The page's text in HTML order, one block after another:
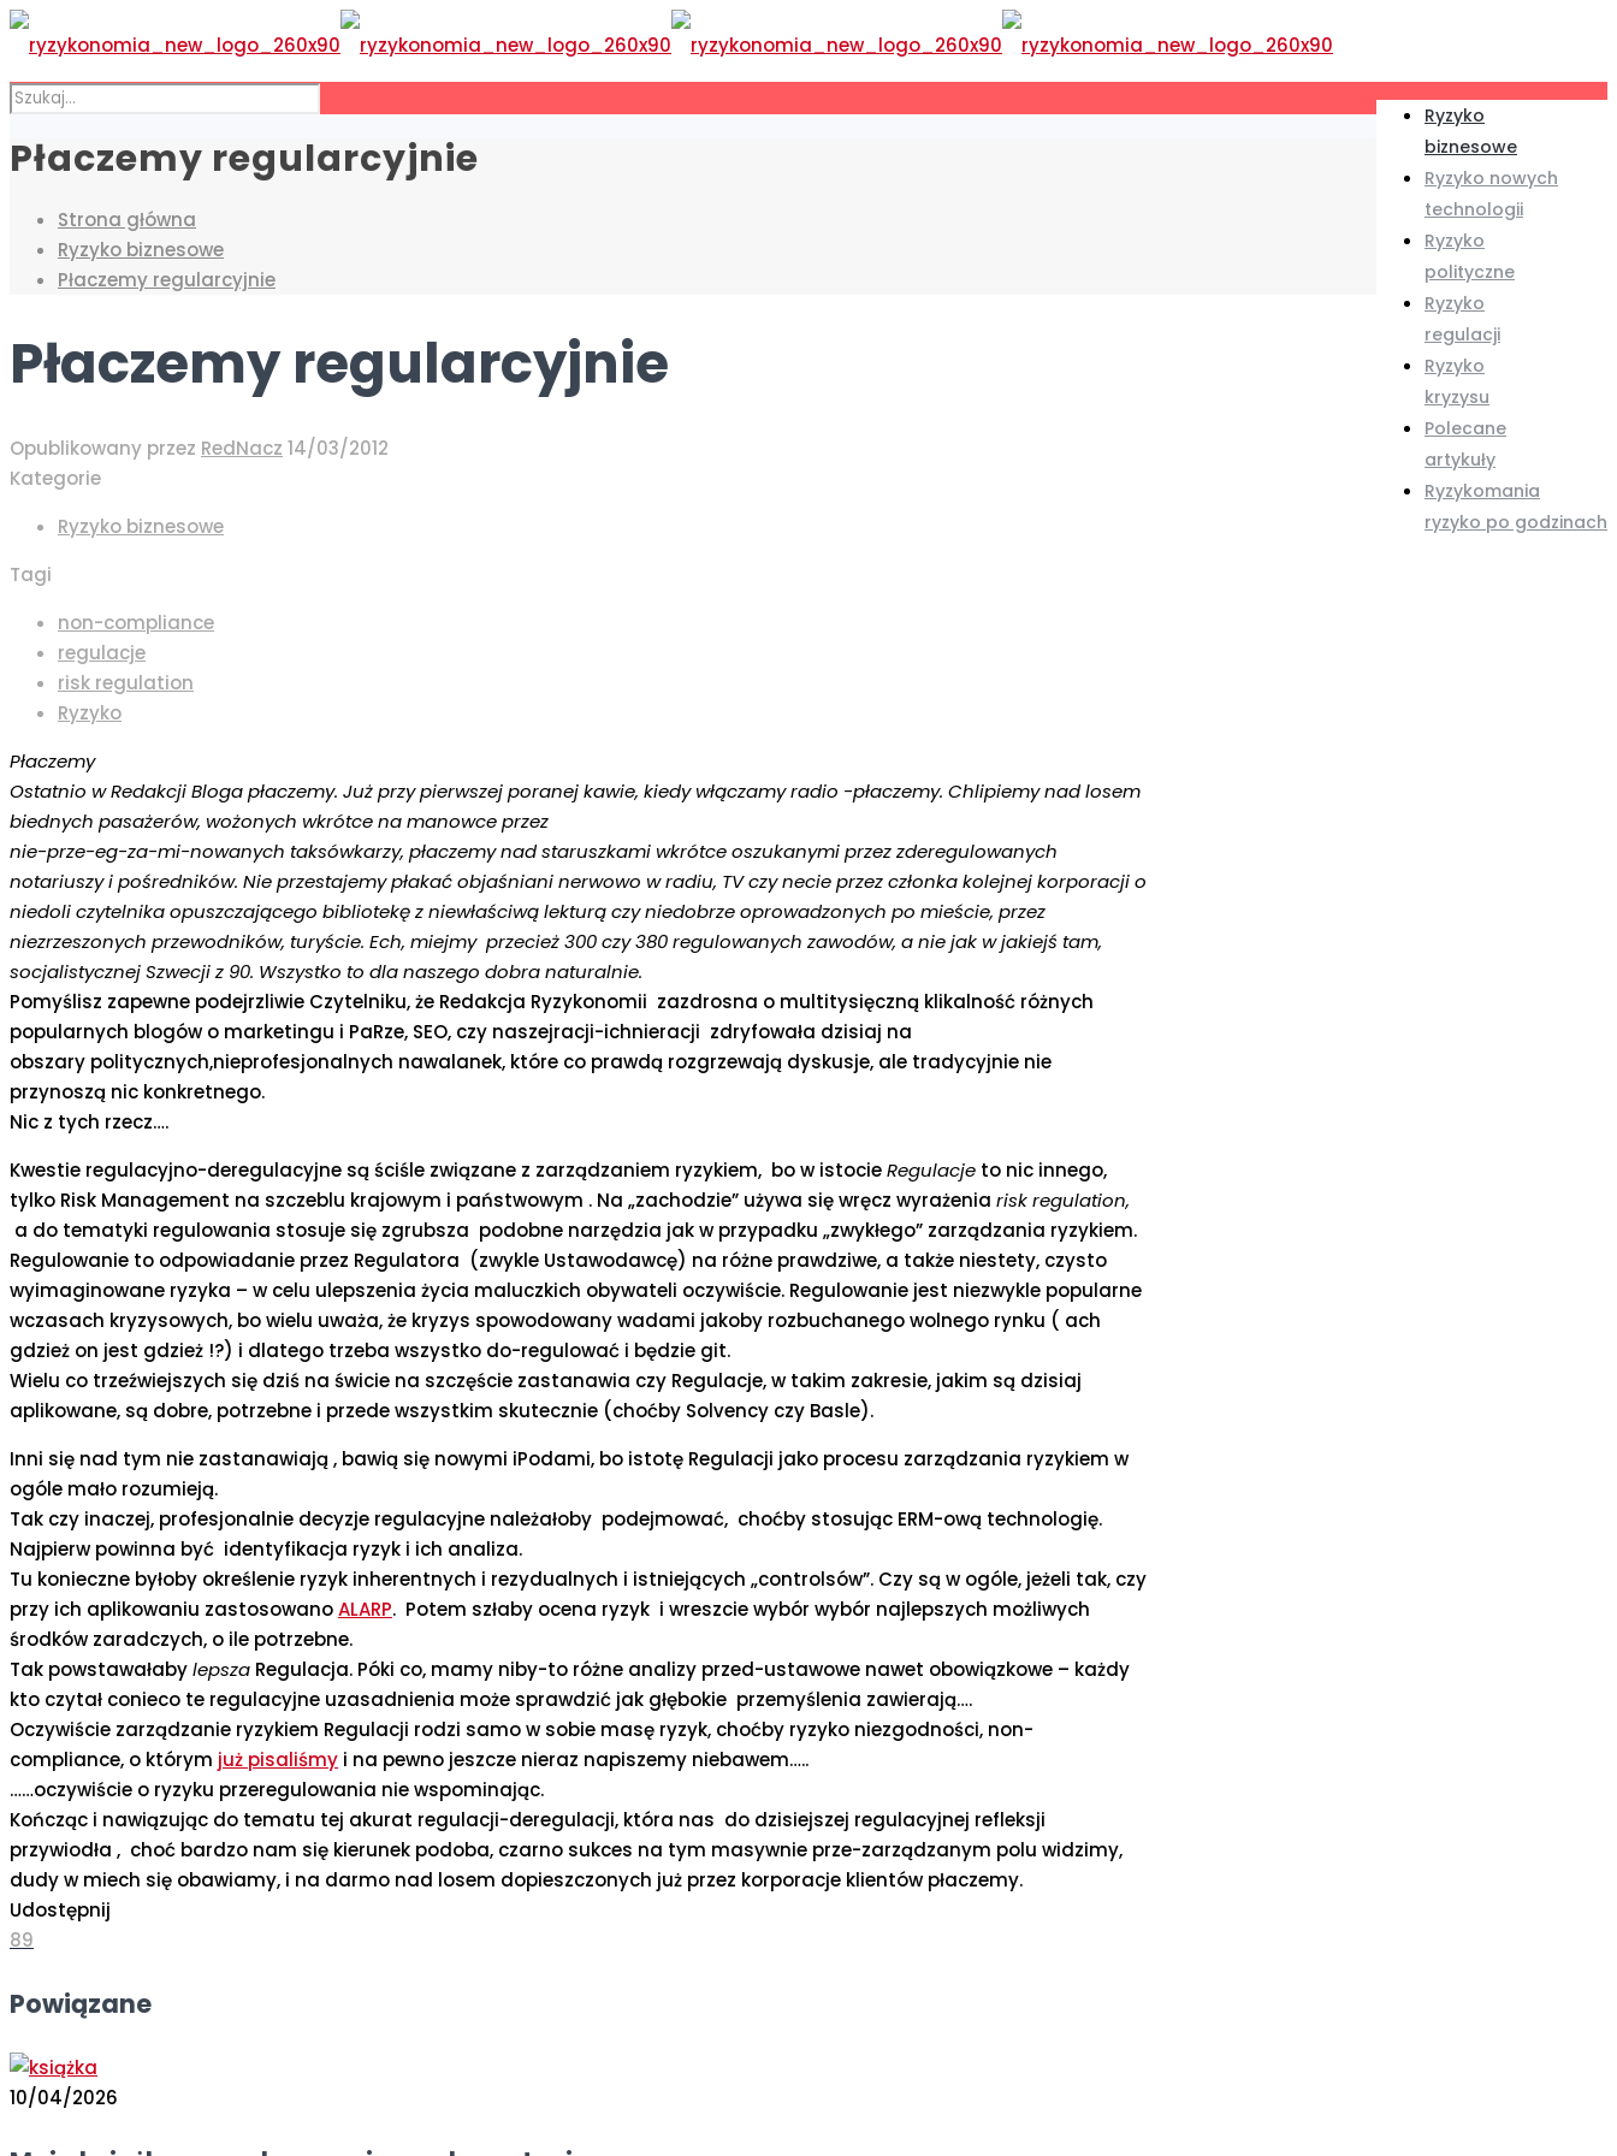
Ryzyko
biznesowe
Ryzyko nowych
technologii
Ryzyko
polityczne
Ryzyko
regulacji
Ryzyko
kryzysu
Polecane
artykuły
Ryzykomania
ryzyko po godzinach
Płaczemy regularcyjnie
Strona główna
Ryzyko biznesowe
Płaczemy regularcyjnie
Płaczemy regularcyjnie
Opublikowany przez RedNacz 14/03/2012
Kategorie
Ryzyko biznesowe
Tagi
non-compliance
regulacje
risk regulation
Ryzyko
Płaczemy
Ostatnio w Redakcji Bloga płaczemy. Już przy pierwszej poranej kawie, kiedy włączamy radio -płaczemy. Chlipiemy nad losem
biednych pasażerów, wożonych wkrótce na manowce przez
nie-prze-eg-za-mi-nowanych taksówkarzy, płaczemy nad staruszkami wkrótce oszukanymi przez zderegulowanych
notariuszy i pośredników. Nie przestajemy płakać objaśniani nerwowo w radiu, TV czy necie przez członka kolejnej korporacji o
niedoli czytelnika opuszczającego bibliotekę z niewłaściwą lekturą czy niedobrze oprowadzonych po mieście, przez
niezrzeszonych przewodników, turyście. Ech, miejmy przecież 300 czy 380 regulowanych zawodów, a nie jak w jakiejś tam,
socjalistycznej Szwecji z 90. Wszystko to dla naszego dobra naturalnie.
Pomyślisz zapewne podejrzliwie Czytelniku, że Redakcja Ryzykonomii zazdrosna o multitysięczną klikalność różnych
popularnych blogów o marketingu i PaRze, SEO, czy naszejracji-ichnieracji zdryfowała dzisiaj na
obszary politycznych,nieprofesjonalnych nawalanek, które co prawdą rozgrzewają dyskusje, ale tradycyjnie nie
przynoszą nic konkretnego.
Nic z tych rzecz….
Kwestie regulacyjno-deregulacyjne są ściśle związane z zarządzaniem ryzykiem, bo w istocieRegulacje to nic innego,
tylko Risk Management na szczeblu krajowym i państwowym . Na „zachodzie” używa się wręcz wyrażenia risk regulation,
a do tematyki regulowania stosuje się zgrubsza podobne narzędzia jak w przypadku „zwykłego” zarządzania ryzykiem.
Regulowanie to odpowiadanie przez Regulatora (zwykle Ustawodawcę) na różne prawdziwe, a także niestety, czysto
wyimaginowane ryzyka – w celu ulepszenia życia maluczkich obywateli oczywiście. Regulowanie jest niezwykle popularne
wczasach kryzysowych, bo wielu uważa, że kryzys spowodowany wadami jakoby rozbuchanego wolnego rynku ( ach
gdzież on jest gdzież !?) i dlatego trzeba wszystko do-regulować i będzie git.
Wielu co trzeźwiejszych się dziś na świcie na szczęście zastanawia czy Regulacje, w takim zakresie, jakim są dzisiaj
aplikowane, są dobre, potrzebne i przede wszystkim skutecznie (choćby Solvency czy Basle).
Inni się nad tym nie zastanawiają , bawią się nowymi iPodami, bo istotę Regulacji jako procesu zarządzania ryzykiem w
ogóle mało rozumieją.
Tak czy inaczej, profesjonalnie decyzje regulacyjne należałoby podejmować, choćby stosując ERM-ową technologię.
Najpierw powinna być identyfikacja ryzyk i ich analiza.
Tu konieczne byłoby określenie ryzyk inherentnych i rezydualnych i istniejących „controlsów”. Czy są w ogóle, jeżeli tak, czy
przy ich aplikowaniu zastosowanoALARP. Potem szłaby ocena ryzyk i wreszcie wybór wybór najlepszych możliwych
środków zaradczych, o ile potrzebne.
Tak powstawałabylepsza Regulacja. Póki co, mamy niby-to różne analizy przed-ustawowe nawet obowiązkowe – każdy
kto czytał conieco te regulacyjne uzasadnienia może sprawdzić jak głębokie przemyślenia zawierają….
Oczywiście zarządzanie ryzykiem Regulacji rodzi samo w sobie masę ryzyk, choćby ryzyko niezgodności, non-
compliance, o którym już pisaliśmy i na pewno jeszcze nieraz napiszemy niebawem…..
……oczywiście o ryzyku przeregulowania nie wspominając.
Kończąc i nawiązując do tematu tej akurat regulacji-deregulacji, która nas do dzisiejszej regulacyjnej refleksji
przywiodła , choć bardzo nam się kierunek podoba, czarno sukces na tym masywnie prze-zarządzanym polu widzimy,
dudy w miech się obawiamy, i na darmo nad losem dopieszczonych już przez korporacje klientów płaczemy.
Udostępnij
89
Powiązane
10/04/2026